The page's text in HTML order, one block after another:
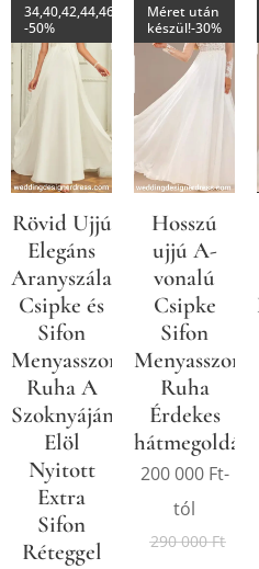
Rövid Ujjú
Elegáns
Aranyszálas
Csipke és
Sifon
Menyasszonyi
Ruha A
Szoknyáján
Elöl
Nyitott
Extra
Sifon
Réteggel
34,40,42,44,46,48,50,52,54!
-50%
Hosszú
ujjú A-
vonalú
Csipke
Sifon
Menyasszonyi
Ruha
Érdekes
Méret után
készül!-30%
200 000Ft-
tól
290 000Ft